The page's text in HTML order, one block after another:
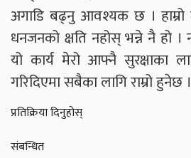
अगाडि बढ्नु आवश्यक छ । हाम्रो
धनजनको क्षति नहोस् भन्ने नै हो ।
यो कार्य मेरो आफ्नै सुरक्षाका
गरिदिएमा सबैका लागि राम्रो हुनेछ
प्रतिक्रिया दिनुहोस्
संबन्धित